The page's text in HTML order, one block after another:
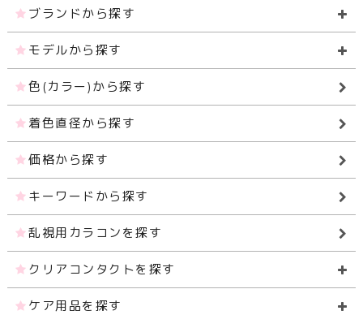
ブランドから探す
モデルから探す
色(カラー)から探す
着色直径から探す
価格から探す
キーワードから探す
乱視用カラコンを探す
クリアコンタクトを探す
ケア用品を探す